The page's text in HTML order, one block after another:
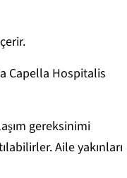
Capella Hospitalis
gereksinimi
Aile yakınları